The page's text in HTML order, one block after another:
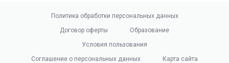
Политика обработки персональных данных
Договор оферты
Образование
Условия пользования
Соглашение о персональных данных
Карта сайта